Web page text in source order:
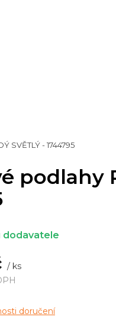
SVĚTLÝ - 1744795
podlahy
/ ks
dodavatele
doručení